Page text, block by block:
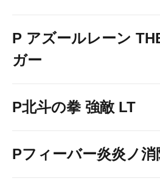
P アズールレーン
ガー
P北斗の拳 強敵 LT
Pフィーバー炎炎ノ